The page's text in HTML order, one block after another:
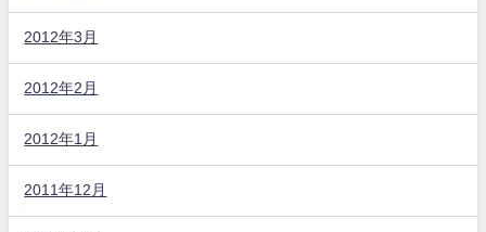
2012年3月
2012年2月
2012年1月
2011年12月